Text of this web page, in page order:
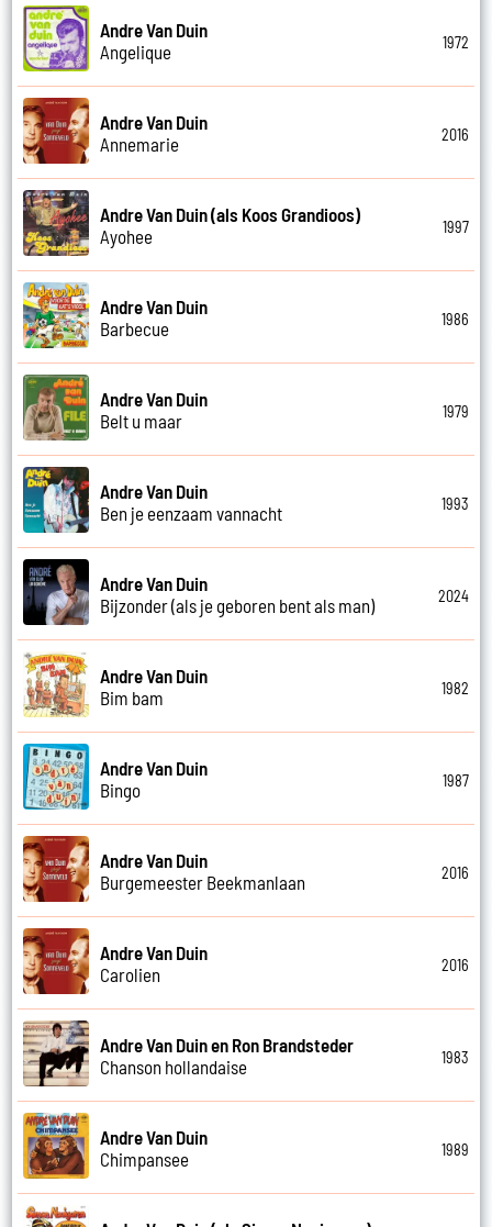
Andre Van Duin
Angelique
1972
Andre Van Duin
Annemarie
2016
Andre Van Duin (als Koos Grandioos)
Ayohee
1997
Andre Van Duin
Barbecue
1986
Andre Van Duin
Belt u maar
1979
Andre Van Duin
Ben je eenzaam vannacht
1993
Andre Van Duin
Bijzonder (als je geboren bent als man)
2024
Andre Van Duin
Bim bam
1982
Andre Van Duin
Bingo
1987
Andre Van Duin
Burgemeester Beekmanlaan
2016
Andre Van Duin
Carolien
2016
Andre Van Duin en Ron Brandsteder
Chanson hollandaise
1983
Andre Van Duin
Chimpansee
1989